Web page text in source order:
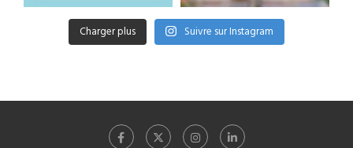
Charger plus Suivre sur Instagram